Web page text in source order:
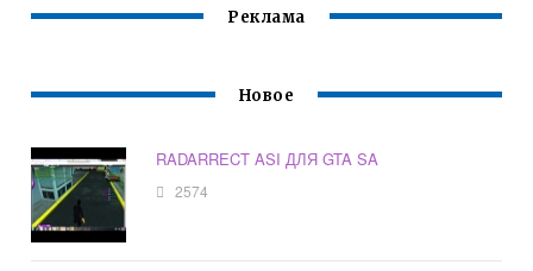
Реклама
Новое
RADARRECT ASI ДЛЯ GTA SA
2574